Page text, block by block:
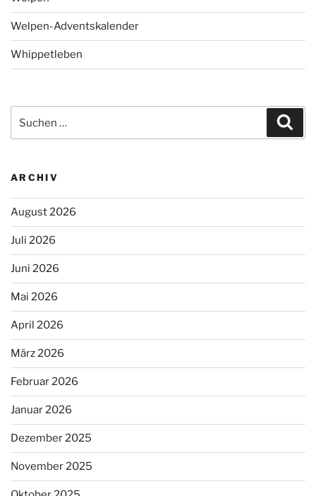
Welpen-Adventskalender
Whippetleben
nach:
ARCHIV
August 2026
Juli 2026
Juni 2026
Mai 2026
April 2026
März 2026
Februar 2026
Januar 2026
Dezember 2025
November 2025